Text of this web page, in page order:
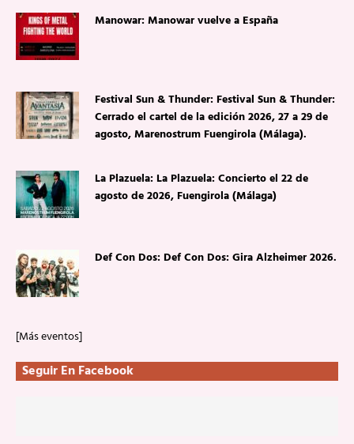
Manowar: Manowar vuelve a España
Festival Sun & Thunder: Festival Sun & Thunder:
Cerrado el cartel de la edición 2026, 27 a 29 de
agosto, Marenostrum Fuengirola (Málaga).
La Plazuela: La Plazuela: Concierto el 22 de
agosto de 2026, Fuengirola (Málaga)
Def Con Dos: Def Con Dos: Gira Alzheimer 2026.
[Más eventos]
Seguir En Facebook